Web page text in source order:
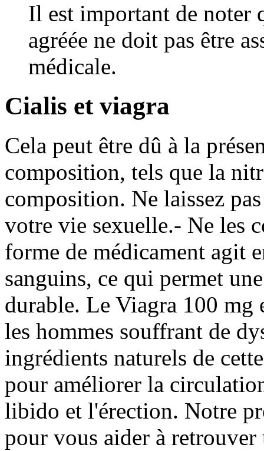
Il est important de noter
agréée ne doit pas être
médicale.
Cialis et viagra
Cela peut être dû à la
composition, tels que la
composition. Ne laissez
votre vie sexuelle.- Ne les
forme de médicament agit
sanguins, ce qui permet
durable. Le Viagra 100 mg
les hommes souffrant de
ingrédients naturels de
pour améliorer la
libido et l'érection. Notre
pour vous aider à retrouver